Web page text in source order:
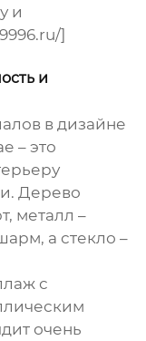
и
]
и
в дизайне
– это
Дерево
металл –
а стекло –
с
очень